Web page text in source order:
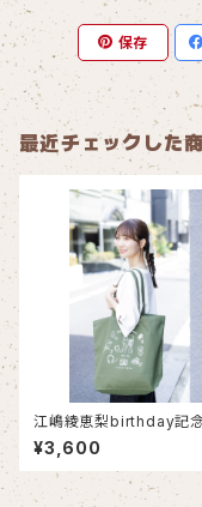
保存
最近チェックした
江嶋綾恵梨birthday記念
バッグ
¥3,600